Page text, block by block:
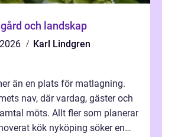
och landskap
Karl Lindgren
än en plats för matlagning.
nav, där vardag, gäster och
möts. Allt fler som planerar
kök nyköping söker en